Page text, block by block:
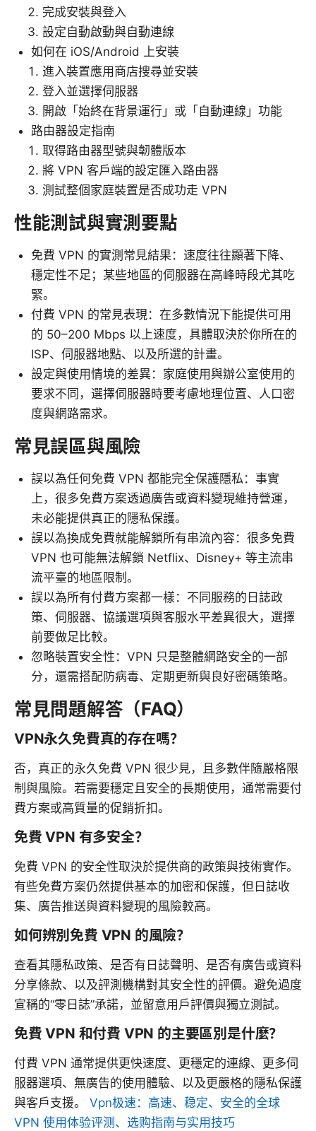
完成安裝與登入
設定自動啟動與自動連線
如何在 iOS/Android 上安裝
進入裝置應用商店搜尋並安裝
登入並選擇伺服器
開啟「始終在背景運行」或「自動連線」功能
路由器設定指南
取得路由器型號與韌體版本
將 VPN 客戶端的設定匯入路由器
測試整個家庭裝置是否成功走 VPN
性能測試與實測要點
免費 VPN 的實測常見結果：速度往往顯著下降、
穩定性不足；某些地區的伺服器在高峰時段尤其吃
緊。
付費 VPN 的常見表現：在多數情況下能提供可用
的 50–200 Mbps 以上速度，具體取決於你所在的
ISP、伺服器地點、以及所選的計畫。
設定與使用情境的差異：家庭使用與辦公室使用的
要求不同，選擇伺服器時要考慮地理位置、人口密
度與網路需求。
常見誤區與風險
誤以為任何免費 VPN 都能完全保護隱私：事實
上，很多免費方案透過廣告或資料變現維持營運，
未必能提供真正的隱私保護。
誤以為換成免費就能解鎖所有串流內容：很多免費
VPN 也可能無法解鎖 Netflix、Disney+ 等主流串
流平臺的地區限制。
誤以為所有付費方案都一樣：不同服務的日誌政
策、伺服器、協議選項與客服水平差異很大，選擇
前要做足比較。
忽略裝置安全性：VPN 只是整體網路安全的一部
分，還需搭配防病毒、定期更新與良好密碼策略。
常見問題解答（FAQ）
VPN永久免費真的存在嗎？
否，真正的永久免費 VPN 很少見，且多數伴隨嚴格限
制與風險。若需要穩定且安全的長期使用，通常需要付
費方案或高質量的促銷折扣。
免費 VPN 有多安全？
免費 VPN 的安全性取決於提供商的政策與技術實作。
有些免費方案仍然提供基本的加密和保護，但日誌收
集、廣告推送與資料變現的風險較高。
如何辨別免費 VPN 的風險？
查看其隱私政策、是否有日誌聲明、是否有廣告或資料
分享條款、以及評測機構對其安全性的評價。避免過度
宣稱的“零日誌”承諾，並留意用戶評價與獨立測試。
免費 VPN 和付費 VPN 的主要區別是什麼？
付費 VPN 通常提供更快速度、更穩定的連線、更多伺
服器選項、無廣告的使用體驗、以及更嚴格的隱私保護
與客戶支援。 Vpn极速：高速、稳定、安全的全球
VPN 使用体验评测、选购指南与实用技巧